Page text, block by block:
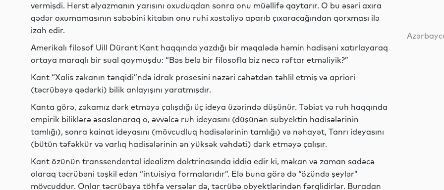
vermişdi. Herst əlyazmanın yarısını oxuduqdan sonra onu müəllifə qaytarır. O bu əsəri axıra
qədər oxumamasının səbəbini kitabın onu ruhi xəstəliyə aparıb çıxaracağından qorxması ilə
izah edir.
Amerikalı filosof Uill Dürant Kant haqqında yazdığı bir məqalədə həmin hadisəni xatırlayaraq
ortaya maraqlı bir sual qoymuşdu: “Bəs belə bir filosofla biz necə rəftar etməliyik?”
Kant “Xalis zəkanın tənqidi”ndə idrak prosesini nəzəri cəhətdən təhlil etmiş və apriori
(təcrübəyə qədərki) bilik anlayışını yaratmışdır.
Kanta görə, zəkamız dərk etməyə çalışdığı üç ideya üzərində düşünür. Təbiət və ruh haqqında
empirik biliklərə əsaslanaraq o, əvvəlcə ruh ideyasını (düşünən subyektin hadisələrinin
tamlığı), sonra kainat ideyasını (mövcudluq hadisələrinin tamlığı) və nəhayət, Tanrı ideyasını
(bütün təfəkkür və varlıq hadisələrinin ən yüksək vəhdəti) dərk etməyə çalışır.
Kant özünün transsendental idealizm doktrinasında iddia edir ki, məkan və zaman sadəcə
olaraq təcrübəni təşkil edən “intuisiya formalarıdır”. Elə buna görə də “özündə şeylər”
mövcuddur. Onlar təcrübəyə töhfə versələr də, təcrübə obyektlərindən fərqlidirlər. Buradan